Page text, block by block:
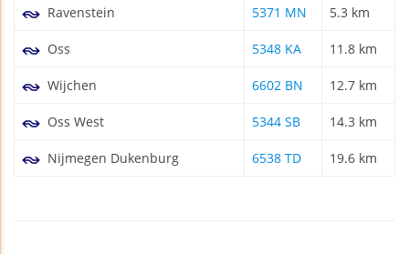
Ravenstein 5371 MN 5.3 km
Oss 5348 KA 11.8 km
Wijchen 6602 BN 12.7 km
Oss West 5344 SB 14.3 km
Nijmegen Dukenburg 6538 TD 19.6 km